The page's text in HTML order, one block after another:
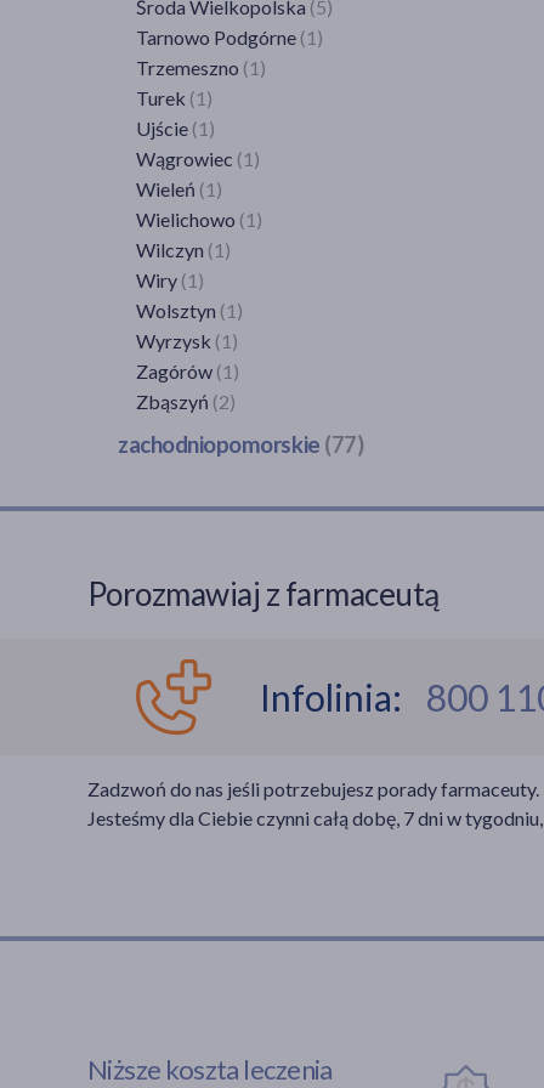
Włodowice(1)
Wodzisław Śląski(1)
Zabrze(10)
Zawiercie
Zebrzydowice
Żory(2)
Żywiec (3)
Środa Wielkopolska (5)
Tarnowo Podgórne (1)
Trzemeszno (1)
Turek (1)
Ujście (1)
Wągrowiec (1)
Wieleń (1)
Wielichowo (1)
Wilczyn (1)
Wiry (1)
Wolsztyn (1)
Wyrzysk (1)
Zagórów (1)
Zbąszyń (2)
zachodniopomorskie (77)
Barlinek(2)
Dobrzany(1)
Golczewo
Goleniów
Gryfino
Kamień Pomorski(2)
Kobylanka(1)
Łobez(1)
Niechorze(1)
Porozmawiaj z farmaceutą
Infolinia: 800
Zadzwoń do nas jeśli potrzebujesz porady farmaceuty.
Jesteśmy dla Ciebie czynni całą dobę, 7 dni w
Niższe koszta leczenia